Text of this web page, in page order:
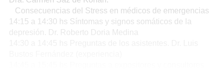
Consecuencias del Stress en médicos de emergencias
14:15 a 14:30 hs Síntomas y signos somáticos de la
depresión. Dr. Roberto Doria Medina